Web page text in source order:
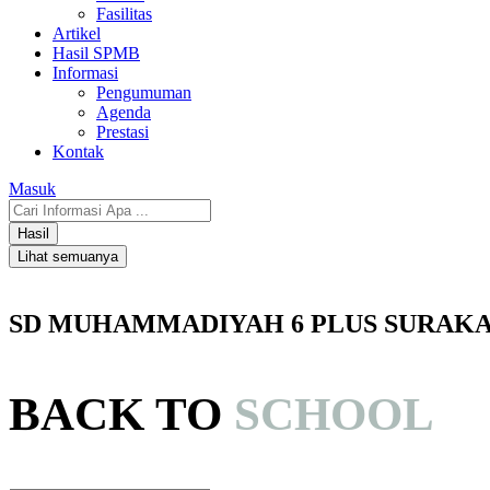
Fasilitas
Artikel
Hasil SPMB
Informasi
Pengumuman
Agenda
Prestasi
Kontak
Masuk
Search
...Hasil
Lihat semuanya
SD MUHAMMADIYAH 6 PLUS
BACK TO SCHOOL